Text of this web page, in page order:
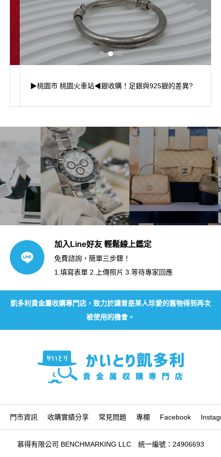
▶桃園市 桃園火車站◀銀收購！足銀與925銀的差異?
加入Line好友 輕鬆線上鑑定
免費諮詢，簡單三步驟！
1.填寫表單 2.上傳照片 3.等待專家回應
凱多利貴金屬收購專門店，致力於讓曾是某人珍愛的舊物得到再次
被使用的機會。
門市資訊 收購實績分享 常見問題 專欄 Facebook
慕得有限公司 BENCHMARKING LLC 統一編號：24906693